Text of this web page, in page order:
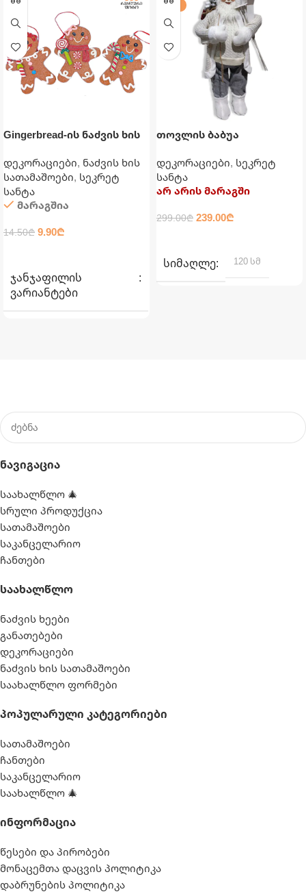
Gingerbread-ის ნაძვის ხის
დეკორაციები, ნაძვის ხის
სათამაშოები, სეკრეტ
სანტა
მარაგშია
14.50₾ 9.90₾
ᲯᲐᲜᲯᲐᲤᲘᲚᲘᲡ
ᲕᲐᲠᲘᲐᲜᲢᲔᲑᲘ
120 ᲡᲛ
თოვლის ბაბუა
120 სმ
დეკორაციები, სეკრეტ
სანტა
არ არის მარაგში
299.00₾ 239.00₾
ᲡᲘᲛᲐᲦᲚᲔ 120 სმ
Ნავიგაცია
საახალწლო 🎄
სრული პროდუქცია
სათამაშოები
საკანცელარიო
ჩანთები
Საახალწლო
ნაძვის ხეები
განათებები
დეკორაციები
ნაძვის ხის სათამაშოები
საახალწლო ფორმები
Პოპულარული Კატეგორიები
სათამაშოები
ჩანთები
საკანცელარიო
საახალწლო 🎄
Ინფორმაცია
წესები და პირობები
მონაცემთა დაცვის პოლიტიკა
დაბრუნების პოლიტიკა